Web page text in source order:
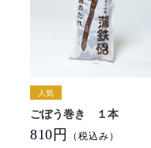
ごぼう巻き １本
810円 （税込み）